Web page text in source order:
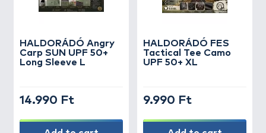
HALDORÁDÓ Angry
Carp SUN UPF 50+
Long Sleeve L
14.990 Ft
HALDORÁDÓ FES
Tactical Tee Camo
UPF 50+ XL
9.990 Ft